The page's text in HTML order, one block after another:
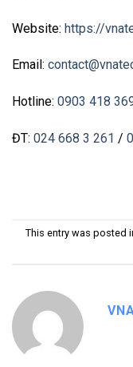
Website: https://
Email:
Hotline: 0903 418
ĐT: 024 668 3 261 /
This entry was posted